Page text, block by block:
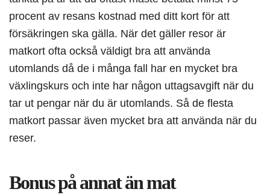
procent av resans kostnad med ditt kort för att
försäkringen ska gälla. När det gäller resor är
matkort ofta också väldigt bra att använda
utomlands då de i många fall har en mycket bra
växlingskurs och inte har någon uttagsavgift när du
tar ut pengar när du är utomlands. Så de flesta
matkort passar även mycket bra att använda när du
reser.
Bonus på annat än mat